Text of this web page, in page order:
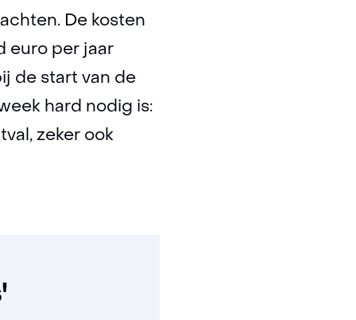
De kosten
euro per jaar
de start van de
hard nodig is:
zeker ook